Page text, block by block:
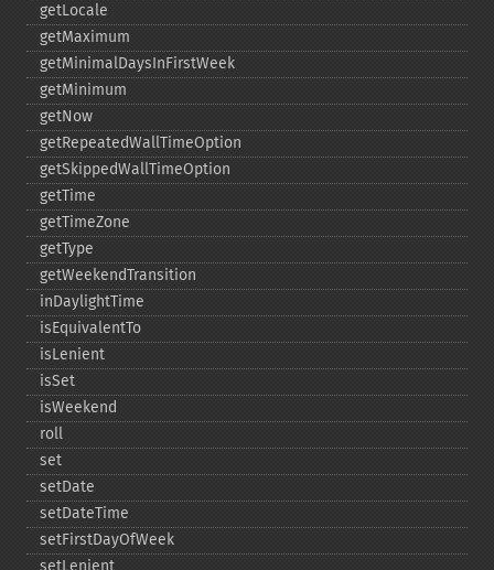
getLocale
getMaximum
getMinimalDaysInFirstWeek
getMinimum
getNow
getRepeatedWallTimeOption
getSkippedWallTimeOption
getTime
getTimeZone
getType
getWeekendTransition
inDaylightTime
isEquivalentTo
isLenient
isSet
isWeekend
roll
set
setDate
setDateTime
setFirstDayOfWeek
setLenient